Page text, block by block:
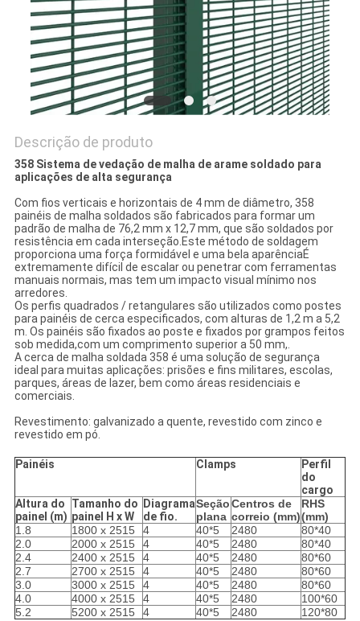
SITE
PRIVACY
POLICY
Descrição de produto
358 Sistema de vedação de malha de arame soldado para
aplicações de alta segurança
Com fios verticais e horizontais de 4 mm de diâmetro, 358
painéis de malha soldados são fabricados para formar um
padrão de malha de 76,2 mm x 12,7 mm, que são soldados por
resistência em cada interseção.Este método de soldagem
proporciona uma força formidável e uma bela aparênciaÉ
extremamente difícil de escalar ou penetrar com ferramentas
manuais normais, mas tem um impacto visual mínimo nos
arredores.
Os perfis quadrados / retangulares são utilizados como postes
para painéis de cerca especificados, com alturas de 1,2 m a 5,2
m. Os painéis são fixados ao poste e fixados por grampos feitos
sob medida,com um comprimento superior a 50 mm,.
A cerca de malha soldada 358 é uma solução de segurança
ideal para muitas aplicações: prisões e fins militares, escolas,
parques, áreas de lazer, bem como áreas residenciais e
comerciais.
Revestimento: galvanizado a quente, revestido com zinco e
revestido em pó.
Painéis Clamps
Perfil
do
cargo
Altura do
painel (m)
Tamanho do
painel H x W
Diagrama
de fio.
Seção
plana
Centros de
correio (mm)
RHS
(mm)
1.8
1800 x 2515 4 40*5 2480
80*40
2.0
2000 x 2515 4 40*5 2480
80*40
2.4
2400 x 2515 4 40*5 2480
80*60
2.7
2700 x 2515 4 40*5 2480
80*60
3.0
3000 x 2515 4 40*5 2480
80*60
4.0
4000 x 2515 4 40*5 2480
100*60
5.2
5200 x 2515 4 40*5 2480 120*80